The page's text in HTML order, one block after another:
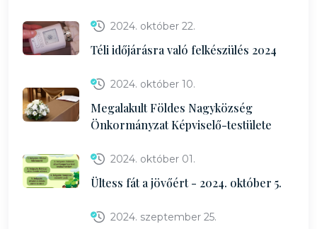
2024. október 22.
Téli időjárásra való felkészülés 2024
2024. október 10.
Megalakult Földes Nagyközség
Önkormányzat Képviselő-testülete
2024. október 01.
Ültess fát a jövőért - 2024. október 5.
2024. szeptember 25.